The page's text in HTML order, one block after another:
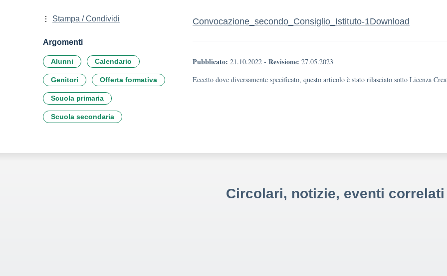
Convocazione_secondo_Consiglio_Istituto-1Download
Pubblicato: 21.10.2022 - Revisione: 27.05.2023
Eccetto dove diversamente specificato, questo articolo è stato rilasciato sotto Licenza
Stampa / Condividi
Argomenti
Alunni Calendario
Genitori Offerta formativa
Scuola primaria
Scuola secondaria
Circolari, notizie, eventi correlati